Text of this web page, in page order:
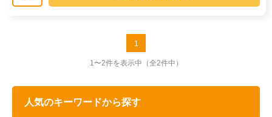
1
1〜2件を表示中 （全2件中）
人気のキーワードから探す